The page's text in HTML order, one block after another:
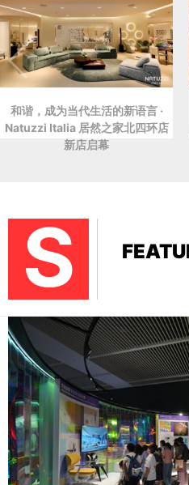
和谐，成为当代生活的新语言 ·
Natuzzi Italia 居然之家北四环店
新店启幕
S